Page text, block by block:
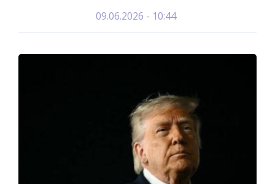
09.06.2026 - 10:44